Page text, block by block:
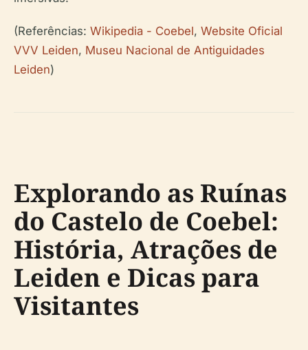
(Referências: Wikipedia - Coebel, Website Oficial
VVV Leiden, Museu Nacional de Antiguidades
Leiden)
Explorando as Ruínas
do Castelo de Coebel:
História, Atrações de
Leiden e Dicas para
Visitantes